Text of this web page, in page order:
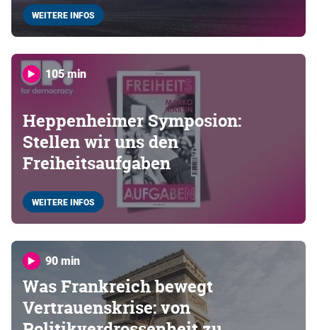
WEITERE INFOS
105 min
Heppenheimer Symposion:
Stellen wir uns den
Freiheitsaufgaben
WEITERE INFOS
90 min
Was Frankreich bewegt
Vertrauenskrise: von